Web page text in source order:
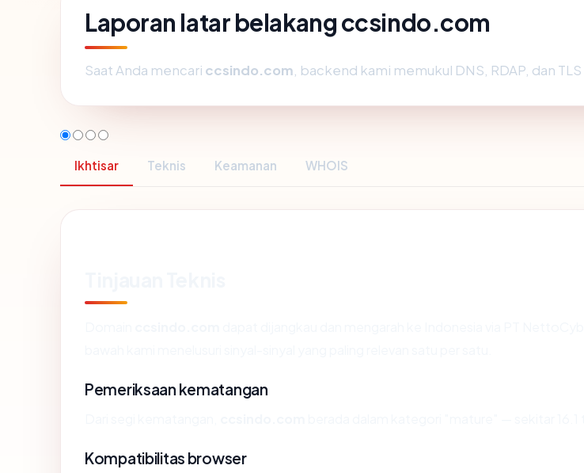
Laporan latar belakang ccsindo.com
Saat Anda mencari ccsindo.com , backend kami memukul DNS, RDAP, dan
Ikhtisar Teknis Keamanan WHOIS
Pemeriksaan kematangan
Kompatibilitas browser